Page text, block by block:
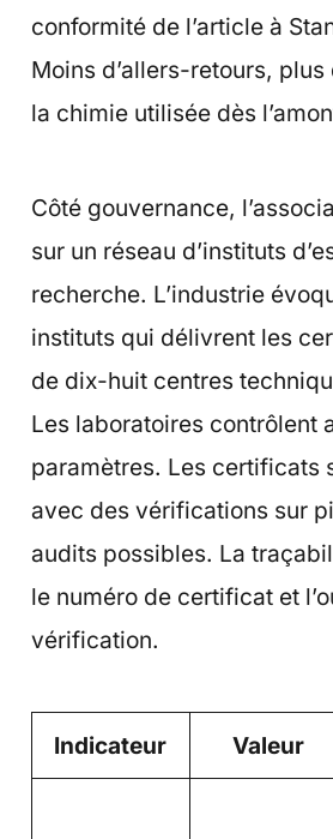
conformité de l’article à
Moins d’allers-retours,
la chimie utilisée dès
Côté gouvernance,
sur un réseau d’instituts
recherche. L’industrie
instituts qui délivrent les
de dix-huit centres
Les laboratoires contrôlent
paramètres. Les certificats
avec des vérifications sur
audits possibles. La
le numéro de certificat et
vérification.
Indicateur Valeur